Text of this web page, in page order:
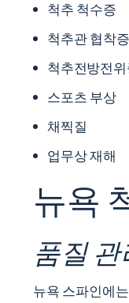
척추 척수증
척추관 협착증
척추전방전
스포츠 부상
채찍질
업무상 재해
뉴욕
품질 관
뉴욕 스파인에